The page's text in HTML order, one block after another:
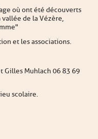
où ont été découverts
vallée de la Vézère,
et les associations.
Gilles Muhlach 06 83 69
scolaire.